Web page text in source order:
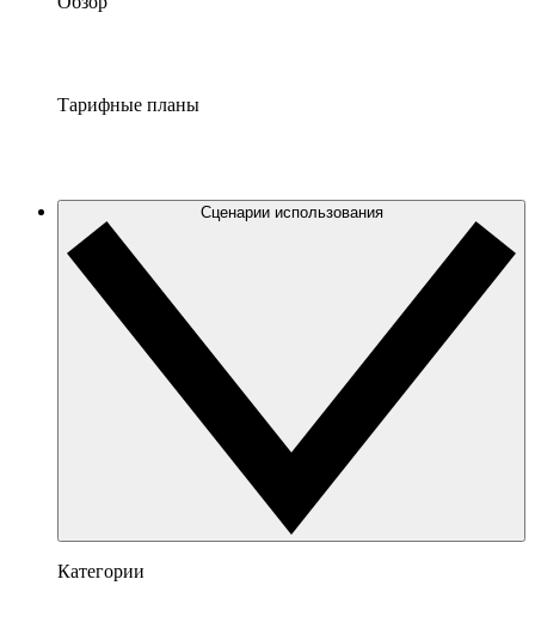
Тарифные планы
Сценарии использования
Категории